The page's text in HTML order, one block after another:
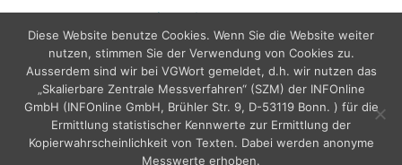
copyright by nordicfamily
Diese Website benutze Cookies. Wenn Sie die Website weiter
nutzen, stimmen Sie der Verwendung von Cookies zu.
Ausserdem sind wir bei VGWort gemeldet, d.h. wir nutzen das
„Skalierbare Zentrale Messverfahren“ (SZM) der INFOnline
GmbH (INFOnline GmbH, Brühler Str. 9, D-53119 Bonn. ) für die
Ermittlung statistischer Kennwerte zur Ermittlung der
Kopierwahrscheinlichkeit von Texten. Dabei werden anonyme
Messwerte erhoben.